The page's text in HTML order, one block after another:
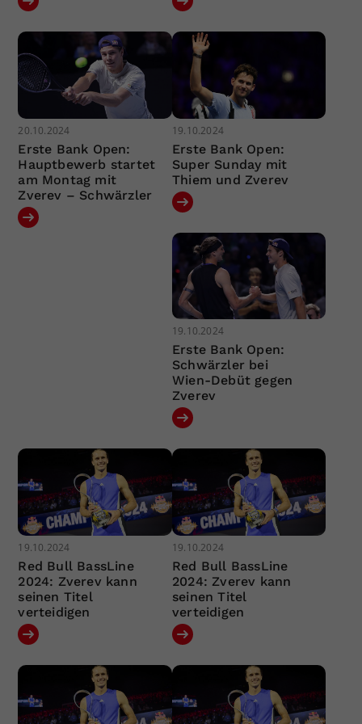
20.10.2024
Erste Bank Open:
Hauptbewerb startet
am Montag mit
Zverev – Schwärzler
19.10.2024
Erste Bank Open:
Super Sunday mit
Thiem und Zverev
19.10.2024
Erste Bank Open:
Schwärzler bei
Wien-Debüt gegen
Zverev
19.10.2024
Red Bull BassLine
2024: Zverev kann
seinen Titel
verteidigen
19.10.2024
Red Bull BassLine
2024: Zverev kann
seinen Titel
verteidigen